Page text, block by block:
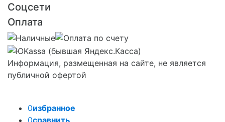
Соцсети
Оплата
Информация, размещенная на сайте, не является
публичной офертой
0избранное
0сравнить